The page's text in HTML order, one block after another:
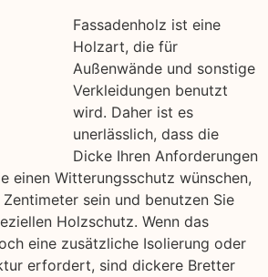
Fassadenholz ist eine
Holzart, die für
Außenwände und sonstige
Verkleidungen benutzt
wird. Daher ist es
unerlässlich, dass die
Dicke Ihren Anforderungen
einen Witterungsschutz wünschen,
sein und benutzen Sie
Holzschutz. Wenn das
eine zusätzliche Isolierung oder
erfordert, sind dickere Bretter